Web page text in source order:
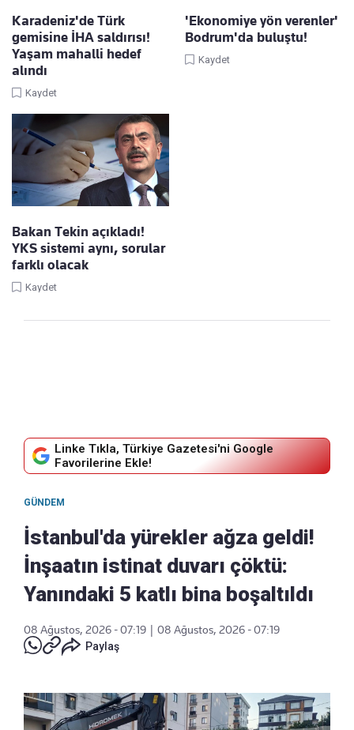
Karadeniz'de Türk
gemisine İHA saldırısı!
Yaşam mahalli hedef
alındı
Kaydet
'Ekonomiye yön verenler'
Bodrum'da buluştu!
Kaydet
Bakan Tekin açıkladı!
YKS sistemi aynı, sorular
farklı olacak
Kaydet
Linke Tıkla, Türkiye Gazetesi'ni Google
Favorilerine Ekle!
GÜNDEM
İstanbul'da yürekler ağza geldi!
İnşaatın istinat duvarı çöktü:
Yanındaki 5 katlı bina boşaltıldı
08 Ağustos, 2026 - 07:19
08 Ağustos, 2026 - 07:19
Paylaş